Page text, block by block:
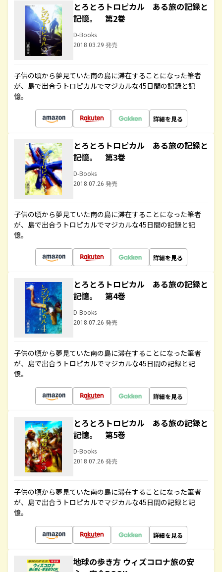
とろとろトロピカル ある旅の記録と
記憶。 第2巻
D-Books
2018.03.29 発売
子供の頃から夢見ていた南の島に滞在することになった筆者
が、島で出合うトロピカルでマジカルな45日間の記録と記
憶。
詳細を見る
とろとろトロピカル ある旅の記録と
記憶。 第3巻
D-Books
2018.07.26 発売
子供の頃から夢見ていた南の島に滞在することになった筆者
が、島で出合うトロピカルでマジカルな45日間の記録と記
憶。
詳細を見る
とろとろトロピカル ある旅の記録と
記憶。 第4巻
D-Books
2018.07.26 発売
子供の頃から夢見ていた南の島に滞在することになった筆者
が、島で出合うトロピカルでマジカルな45日間の記録と記
憶。
詳細を見る
とろとろトロピカル ある旅の記録と
記憶。 第5巻
D-Books
2018.07.26 発売
子供の頃から夢見ていた南の島に滞在することになった筆者
が、島で出合うトロピカルでマジカルな45日間の記録と記
憶。
詳細を見る
地球の歩き方 ウィズコロナ旅の安